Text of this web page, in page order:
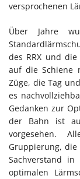
versprochenen
Über Jahre
des RRX und
auf die Schiene
Züge, die Tag
es
Gedanken zur
der Bahn ist
vorgesehen.
Gruppierung, die
Sachverstand
optimalen